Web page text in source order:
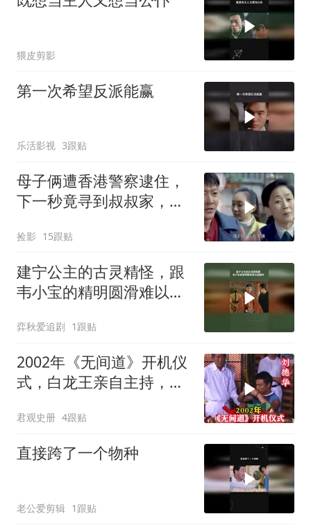
猥皮剪影
第一次希望反派能赢
乐活影视 3跟贴
母子俩遭香港警察逮住，
下一秒竟寻到叔叔家，瞬
捡影 15跟贴
建宁公主的古灵精怪，跟
韦小宝的精明圆滑难以超
弈秋爱追剧 1跟贴
2002年《无间道》开机仪
式，白龙王亲自主持，预
君观史册 4跟贴
直接跨了一个物种
老公爱剪辑 1跟贴